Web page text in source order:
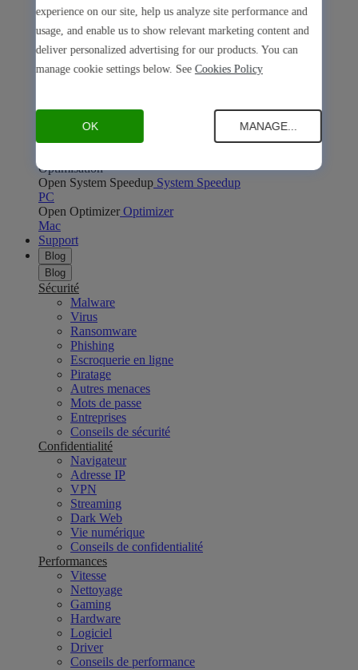
Open Safe ShoppingSafe Shopping
Open Avira Browser SafetyAvira Browser Safety
PCMac
Confidentialité en ligne
Open Password Manager
Password Manager
Android
Open Avira Secure Browser
Avira Secure Browser
Optimisation
Open System Speedup System Speedup
PC
Open Optimizer Optimizer
Mac
Support
Blog
Blog
Sécurité
Malware
Virus
Ransomware
Phishing
Escroquerie en ligne
Piratage
Autres menaces
Mots de passe
Entreprises
Conseils de sécurité
Confidentialité
Navigateur
Adresse IP
VPN
Streaming
Dark Web
Vie numérique
Conseils de confidentialité
Performances
Vitesse
Nettoyage
Gaming
Hardware
Logiciel
Driver
Conseils de performance
experience on our site, help us analyze site performance and
usage, and enable us to show relevant marketing content and
deliver personalized advertising for our products. You can
manage cookie settings below. See Cookies Policy
OK MANAGE...